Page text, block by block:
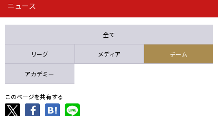
第16節 09/05 (土) 15:00
ニッパツ 石人の星
ニュース
全て
リーグ メディア チーム
アカデミー
このページを共有する